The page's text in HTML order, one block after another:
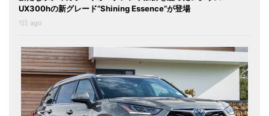
UX300hの新グレード“Shining Essence”が登場
1日 ago